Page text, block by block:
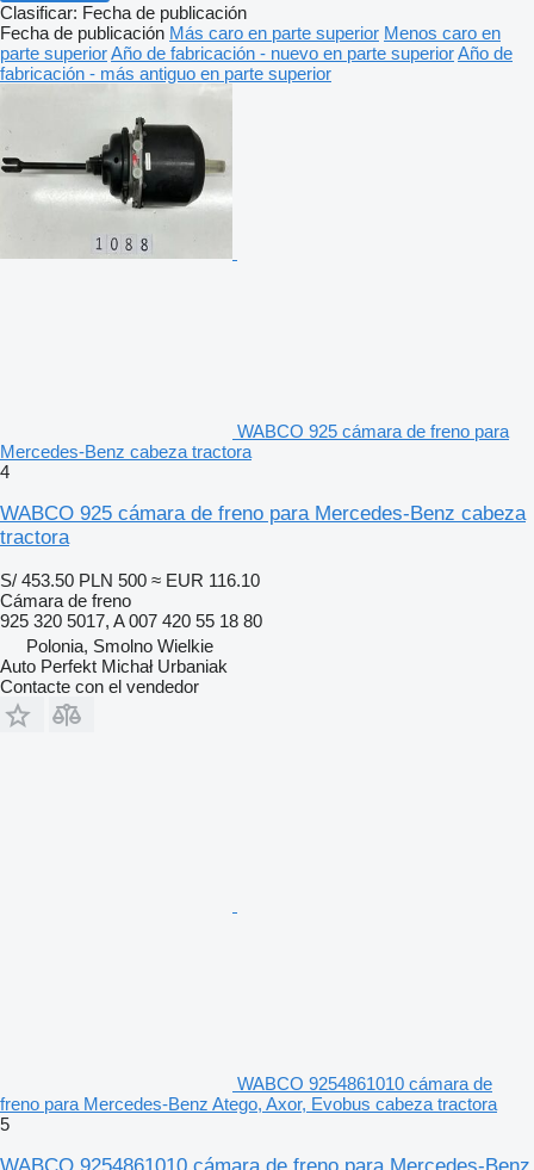
Clasificar: Fecha de publicación
Fecha de publicación Más caro en parte superior Menos caro en
parte superiorAño de fabricación - nuevo en parte superiorAño de
fabricación - más antiguo en parte superior
WABCO 925 cámara de freno para
Mercedes-Benz cabeza tractora
4
WABCO 925 cámara de freno para Mercedes-Benz cabeza
tractora
S/ 453.50 PLN 500 ≈ EUR 116.10
Cámara de freno
925 320 5017, A 007 420 55 18 80
Polonia, Smolno Wielkie
Auto Perfekt Michał Urbaniak
Contacte con el vendedor
WABCO 9254861010 cámara de
freno para Mercedes-Benz Atego, Axor, Evobus cabeza tractora
5